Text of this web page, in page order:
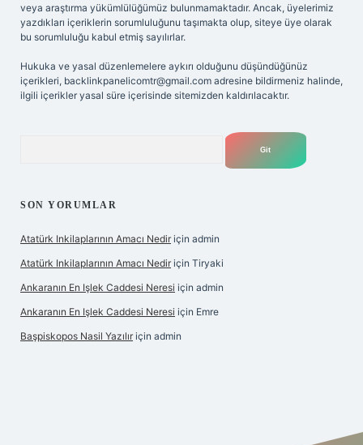
veya araştırma yükümlülüğümüz bulunmamaktadır. Ancak, üyelerimiz
yazdıkları içeriklerin sorumluluğunu taşımakta olup, siteye üye olarak
bu sorumluluğu kabul etmiş sayılırlar.
Hukuka ve yasal düzenlemelere aykırı olduğunu düşündüğünüz
içerikleri, backlinkpanelicomtr@gmail.com adresine bildirmeniz halinde,
ilgili içerikler yasal süre içerisinde sitemizden kaldırılacaktır.
SON YORUMLAR
Atatürk Inkilaplarının Amacı Nedir için admin
Atatürk Inkilaplarının Amacı Nedir için Tiryaki
Ankaranın En Işlek Caddesi Neresi için admin
Ankaranın En Işlek Caddesi Neresi için Emre
Başpiskopos Nasil Yazılır için admin